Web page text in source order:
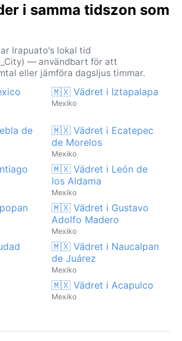
i samma tidszon som
Irapuato's lokal tid
— användbart för att
eller jämföra dagsljus timmar.
🇲🇽 Vädret i Iztapalapa
Mexiko
de
🇲🇽 Vädret i Ecatepec
de Morelos
Mexiko
🇲🇽 Vädret i León de
los Aldama
Mexiko
🇲🇽 Vädret i Gustavo
Adolfo Madero
Mexiko
🇲🇽 Vädret i Naucalpan
de Juárez
Mexiko
🇲🇽 Vädret i Acapulco
Mexiko